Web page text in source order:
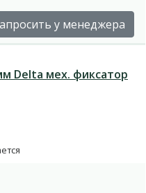
у менеджера
Delta мех. фиксатор